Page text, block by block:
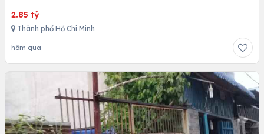
2.85 tỷ
Thành phố Hồ Chí Minh
hôm qua